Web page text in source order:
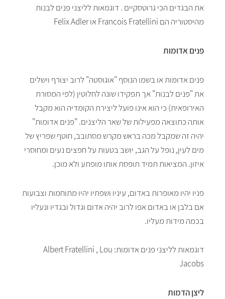
את הבגדים הכי גרוטסקיים . דוגמאות לליצני פנים לבנות
מהיסטוריה הם Francois Fratellini או Felix Adler
פנים אדומות
פנים אדומות או בשמו הנוסף "אוגוסטה" לרוב יצורף וישלים
את "פנים לבנות" אך תפקידו שונה לחלוטין (לפי המסורת
האירופאית) כי הוא אינו פועל ליצירת הקומדיה הוא מקבל
אותה כתוצאה מפעילות של שאר הליצנים. "פנים אדומות"
יהיה זה שמקבל מכה בראש מקרש מסתובב, חוטף שפריץ של
מים לעין, נופל על הגב, יושב בטעות על חפצים נעים ומחוסרי
איזון. המציאות תמיד תופסת אותו מופתע ולא מוכן.
פניו יהיו מאופרות באדום, עיניו ושפתיו יהיו מתוחמות וצבועות
אם בלבן או באדום אפו לרוב יהיה אדום וגדול ובגדיו ונעליו
בכמה מידות מעליו.
דוגמאות לליצני פנים אדומות: Albert Fratellini , Lou
Jacobs
ליצן הדמות